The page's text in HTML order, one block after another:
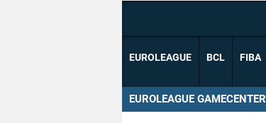
EUROLEAGUE BCL FIBA
EUROLEAGUE GAMECENTER